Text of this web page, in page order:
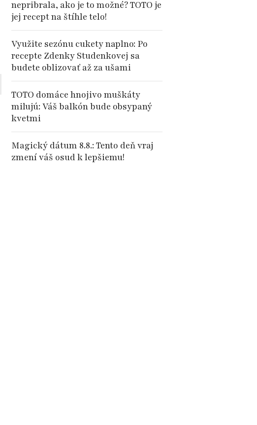
nepribrala, ako je to možné? TOTO je
jej recept na štíhle telo!
Využite sezónu cukety naplno: Po
recepte Zdenky Studenkovej sa
budete oblizovať až za ušami
TOTO domáce hnojivo muškáty
milujú: Váš balkón bude obsypaný
kvetmi
Magický dátum 8.8.: Tento deň vraj
zmení váš osud k lepšiemu!